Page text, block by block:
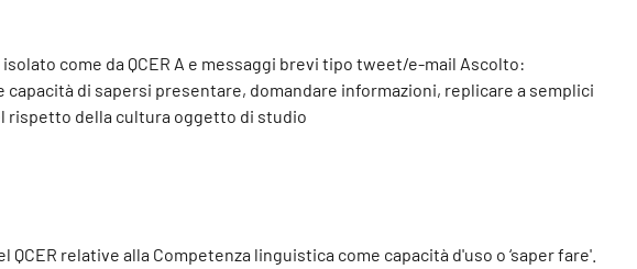
come da QCER A e messaggi brevi tipo tweet/e-mail Ascolto:
di sapersi presentare, domandare informazioni, replicare a semplici
rispetto della cultura oggetto di studio
relative alla Competenza linguistica come capacità d'uso o ‘saper fare'.